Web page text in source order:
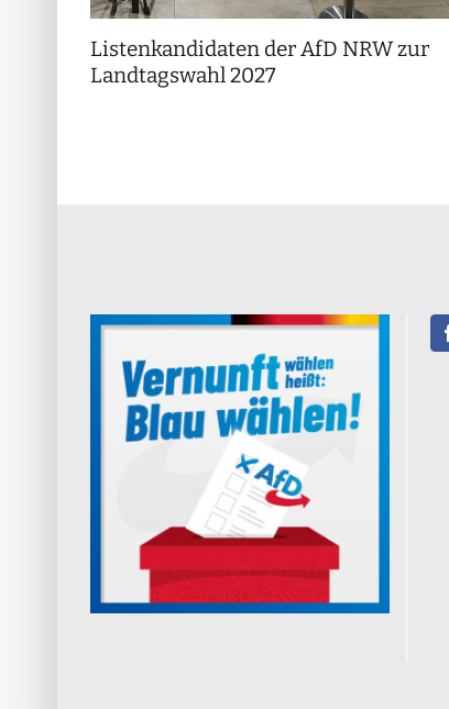
Listenkandidaten der AfD NRW zur
Landtagswahl 2027